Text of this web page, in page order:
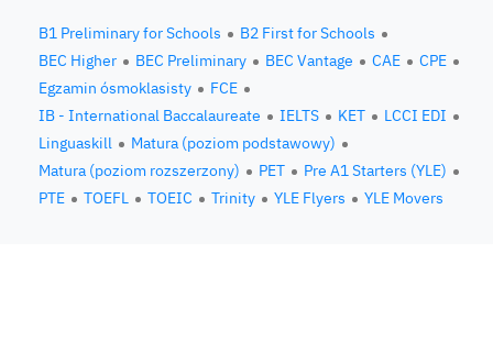
B1 Preliminary for Schools
B2 First for Schools
BEC Higher
BEC Preliminary BEC Vantage CAE
CPE
Egzamin ósmoklasisty
FCE
IB - International Baccalaureate
IELTS KET
LCCI EDI
Linguaskill
Matura (poziom podstawowy)
Matura (poziom rozszerzony)
PET
Pre A1 Starters (YLE)
PTE
TOEFL TOEIC Trinity YLE Flyers YLE Movers